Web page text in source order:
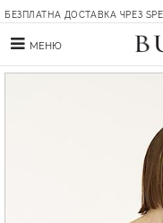
БЕЗПЛАТНА ДОСТАВКА ЧРЕЗ
МЕНЮ